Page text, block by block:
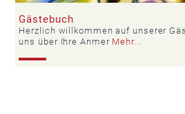
Gästebuch
Herzlich willkommen auf unserer
uns über Ihre Anmer Mehr...